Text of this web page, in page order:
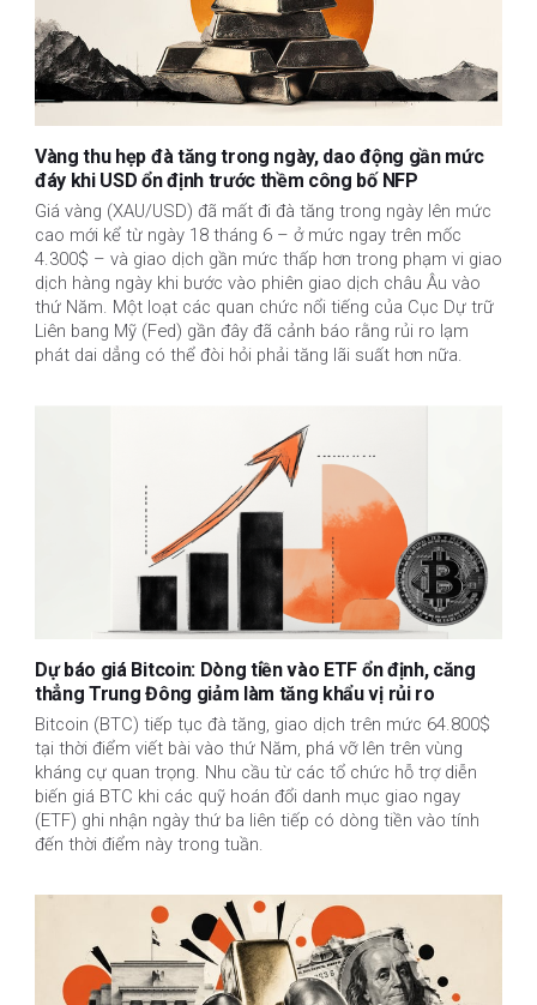
Vàng thu hẹp đà tăng trong ngày, dao động gần mức
đáy khi USD ổn định trước thềm công bố NFP
Giá vàng (XAU/USD) đã mất đi đà tăng trong ngày lên mức
cao mới kể từ ngày 18 tháng 6 – ở mức ngay trên mốc
4.300$ – và giao dịch gần mức thấp hơn trong phạm vi giao
dịch hàng ngày khi bước vào phiên giao dịch châu Âu vào
thứ Năm. Một loạt các quan chức nổi tiếng của Cục Dự trữ
Liên bang Mỹ (Fed) gần đây đã cảnh báo rằng rủi ro lạm
phát dai dẳng có thể đòi hỏi phải tăng lãi suất hơn nữa.
Dự báo giá Bitcoin: Dòng tiền vào ETF ổn định, căng
thẳng Trung Đông giảm làm tăng khẩu vị rủi ro
Bitcoin (BTC) tiếp tục đà tăng, giao dịch trên mức 64.800$
tại thời điểm viết bài vào thứ Năm, phá vỡ lên trên vùng
kháng cự quan trọng. Nhu cầu từ các tổ chức hỗ trợ diễn
biến giá BTC khi các quỹ hoán đổi danh mục giao ngay
(ETF) ghi nhận ngày thứ ba liên tiếp có dòng tiền vào tính
đến thời điểm này trong tuần.